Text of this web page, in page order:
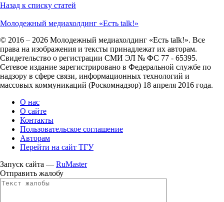
Назад к списку статей
Молодежный медиахолдинг «Есть talk!»
© 2016 – 2026 Молодежный медиахолдинг «Есть talk!». Все
права на изображения и тексты принадлежат их авторам.
Свидетельство о регистрации СМИ ЭЛ № ФС 77 - 65395.
Сетевое издание зарегистрировано в Федеральной службе по
надзору в сфере связи, информационных технологий и
массовых коммуникаций (Роскомнадзор) 18 апреля 2016 года.
О нас
О сайте
Контакты
Пользовательское соглашение
Авторам
Перейти на сайт ТГУ
Запуск сайта — RuMaster
Отправить жалобу